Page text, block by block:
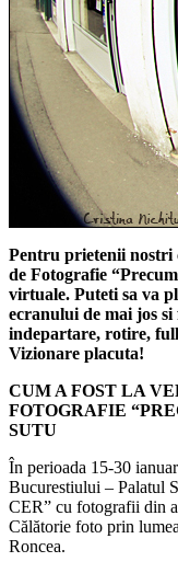
Pentru prietenii nostri
de Fotografie
virtuale. Puteti sa va
ecranului de mai jos
indepartare, rotire, full
Vizionare placuta!
CUM A FOST LA
FOTOGRAFIE
SUTU
În perioada 15-30
Bucurestiului – Palatul
CER” cu fotografii din
Călătorie foto prin
Roncea.